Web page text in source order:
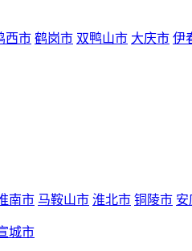
西市 鹤岗市 双鸭山市 大庆市 伊
南市 马鞍山市 淮北市 铜陵市 安
城市